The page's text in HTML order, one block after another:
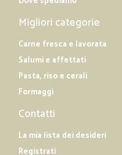
Migliori categorie
Carne fresca e lavorata
Salumi e affettati
Pasta, riso e cerali
Formaggi
Contatti
La mia lista dei desideri
Registrati